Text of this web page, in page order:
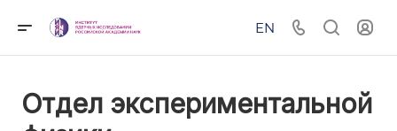
EN
Отдел экспериментальной